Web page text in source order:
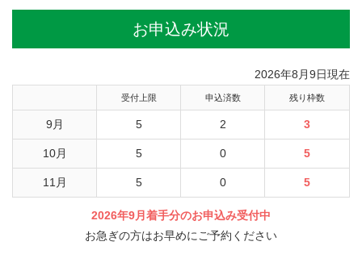
お申込み状況
2026年8月9日現在
受付上限 申込済数 残り枠数
9月 5 2 3
10月 5 0 5
11月 5 0 5
2026年9月着手分のお申込み受付中
お急ぎの方はお早めにご予約ください